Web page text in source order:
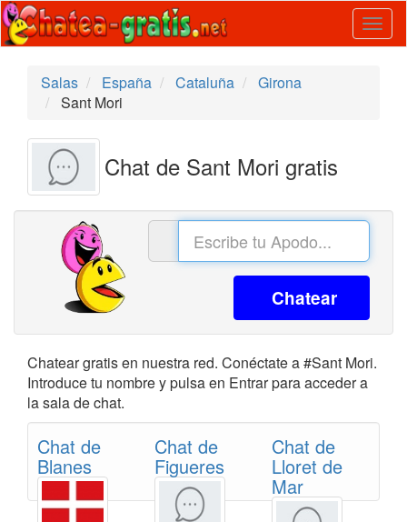
Salas
España Cataluña
Girona
Sant Mori
Chat de Sant Mori gratis
Chatear
Chatear gratis en nuestra red. Conéctate a #Sant Mori.
Introduce tu nombre y pulsa en Entrar para acceder a
la sala de chat.
Chat de
Blanes
Chat de
Figueres
Chat de
Lloret de
Mar